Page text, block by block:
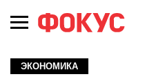
ЭКОНОМИКА